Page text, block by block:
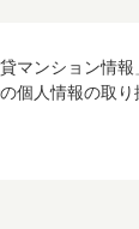
マンション情報
個人情報の取